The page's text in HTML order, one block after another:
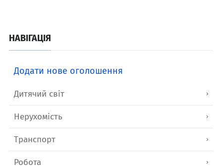
НАВІГАЦІЯ
Додати нове оголошення
Дитячий світ
Нерухомість
Транспорт
Робота